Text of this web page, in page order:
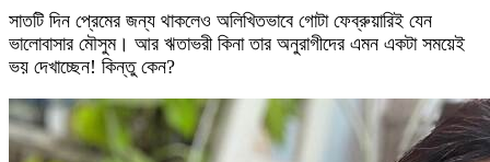
সাতটি দিন প্রেমের জন্য থাকলেও অলিখিতভাবে গোটা ফেব্রুয়ারিই যেন
ভালোবাসার মৌসুম। আর ঋতাভরী কিনা তার অনুরাগীদের এমন একটা সময়েই
ভয় দেখাচ্ছেন! কিন্তু কেন?